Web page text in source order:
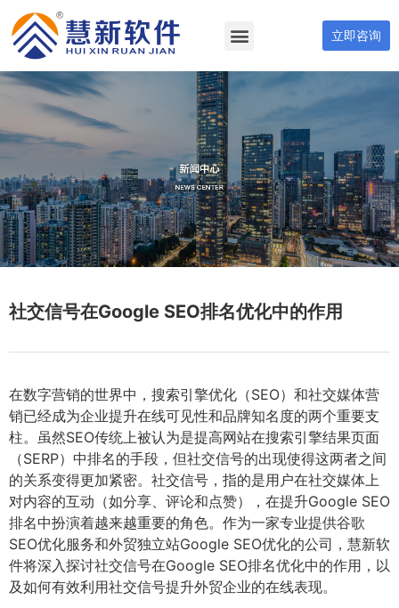
立即咨询
社交信号在Google SEO排名优化中的作用
在数字营销的世界中，搜索引擎优化（SEO）和社交媒体营
销已经成为企业提升在线可见性和品牌知名度的两个重要支
柱。虽然SEO传统上被认为是提高网站在搜索引擎结果页面
（SERP）中排名的手段，但社交信号的出现使得这两者之间
的关系变得更加紧密。社交信号，指的是用户在社交媒体上
对内容的互动（如分享、评论和点赞），在提升Google SEO
排名中扮演着越来越重要的角色。作为一家专业提供谷歌
SEO优化服务和外贸独立站Google SEO优化的公司，慧新软
件将深入探讨社交信号在Google SEO排名优化中的作用，以
及如何有效利用社交信号提升外贸企业的在线表现。